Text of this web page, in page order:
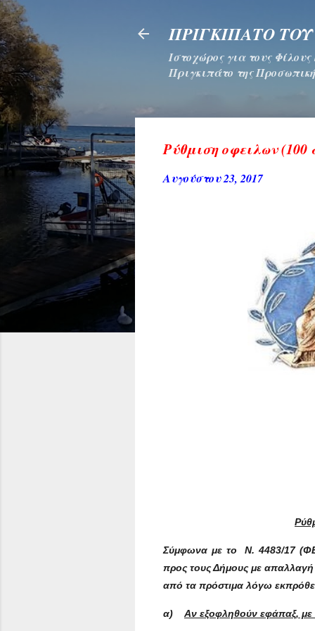
ΠΡΙΓΚΙΠΑΤΟ
Ιστοχώρος για τους
Πριγκιπάτο της
Ρύθμιση οφειλων
Αυγούστου 23, 2017
Σύμφωνα με τοΝ. 4483/17
προς τους Δήμους με
από τα πρόστιμα λόγω
α) Αν εξοφληθούν εφάπαξ,